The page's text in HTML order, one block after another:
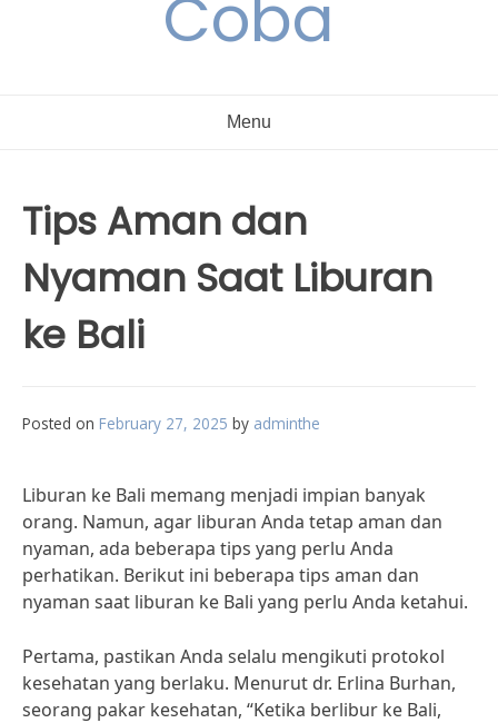
Coba
Menu
Tips Aman dan
Nyaman Saat Liburan
ke Bali
Posted on February 27, 2025 by adminthe
Liburan ke Bali memang menjadi impian banyak
orang. Namun, agar liburan Anda tetap aman dan
nyaman, ada beberapa tips yang perlu Anda
perhatikan. Berikut ini beberapa tips aman dan
nyaman saat liburan ke Bali yang perlu Anda ketahui.
Pertama, pastikan Anda selalu mengikuti protokol
kesehatan yang berlaku. Menurut dr. Erlina Burhan,
seorang pakar kesehatan, “Ketika berlibur ke Bali,